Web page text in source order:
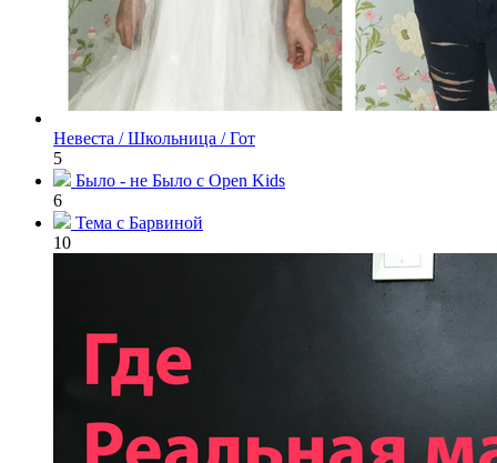
Невеста / Школьница / Гот
5
Было - не Было с Open Kids
6
Тема с Барвиной
10